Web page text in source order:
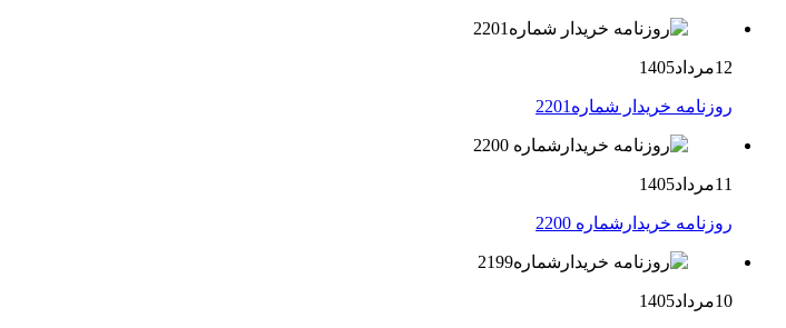
12مرداد1405
روزنامه خریدار شماره2201
11مرداد1405
روزنامه خریدارشماره 2200
10مرداد1405